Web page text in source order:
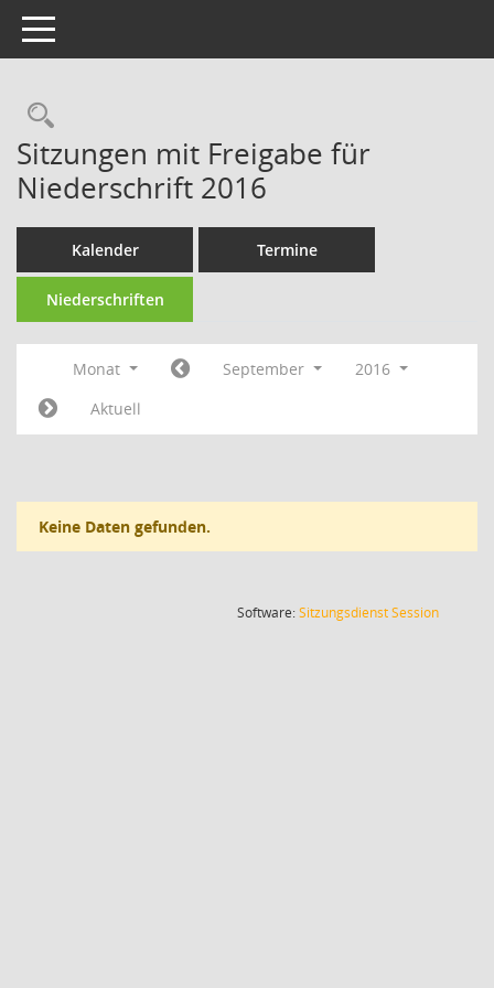
Toggle navigation
Rechercheauswahl
Sitzungen mit Freigabe für
Niederschrift 2016
Kalender Termine
Niederschriften
Monat September
2016
Aktuell
Keine Daten gefunden.
Software:SitzungsdienstSession(Wird in